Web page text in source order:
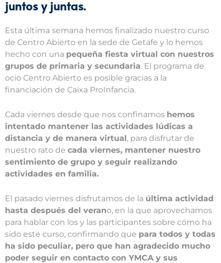
juntos y juntas.
Esta última semana hemos finalizado nuestro curso
de Centro Abierto en la sede de Getafe y lo hemos
hecho con una pequeña fiesta virtual con nuestros
grupos de primaria y secundaria. El programa de
ocio Centro Abierto es posible gracias a la
financiación de Caixa ProInfancia.
Cada viernes desde que nos confinamos hemos
intentado mantener las actividades lúdicas a
distancia y de manera virtual, para disfrutar de
nuestro rato de cada viernes, mantener nuestro
sentimiento de grupo y seguir realizando
actividades en familia.
El pasado viernes disfrutamos de la última actividad
hasta después del verano, en la que aprovechamos
para hablar con los y las participantes sobre cómo ha
sido este curso, confirmando que para todos y todas
ha sido peculiar, pero que han agradecido mucho
poder seguir en contacto con YMCA y sus